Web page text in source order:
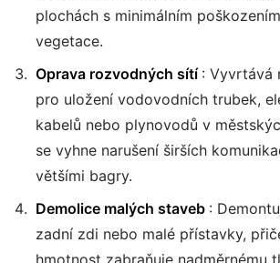
plochách s minimálním
vegetace.
Oprava rozvodných sítí : Vyvrtává
pro uložení vodovodních trubek,
kabelů nebo plynovodů v
se vyhne narušení širších
většími bagry.
Demolice malých staveb :
zadní zdi nebo malé přístavky,
hmotnost zabraňuje nadměrnému